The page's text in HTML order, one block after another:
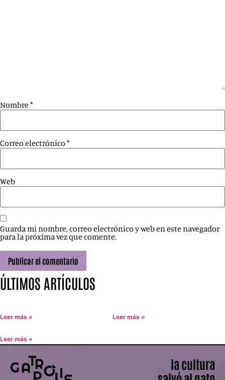
Nombre *
Correo electrónico *
Web
Guarda mi nombre, correo electrónico y web en este navegador
para la próxima vez que comente.
ÚLTIMOS ARTÍCULOS
Leer más » Leer más »
Leer más »
la cultura